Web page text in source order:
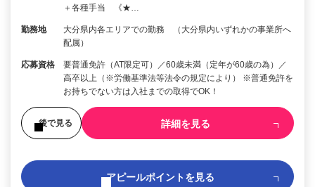
＋各種手当 《★…
勤務地
大分県内各エリアでの勤務 （大分県内いずれかの事業所へ
配属）
応募資格
要普通免許（AT限定可）／60歳未満（定年が60歳の為）／
高卒以上（※労働基準法等法令の規定により） ※普通免許を
お持ちでない方は入社までの取得でOK！
後で見る 詳細を見る
アピールポイントを見る